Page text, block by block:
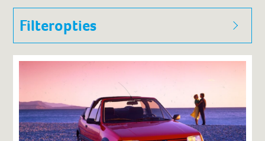
Filteropties